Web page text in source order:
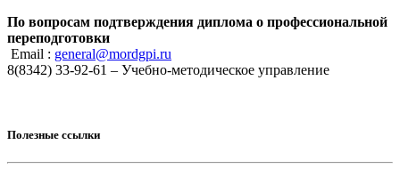
По вопросам подтверждения диплома о профессиональной
переподготовки
Email : general@mordgpi.ru
8(8342) 33-92-61 – Учебно-методическое управление
Полезные ссылки